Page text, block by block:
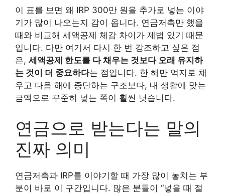
이 표를 보면 왜 IRP 300만 원을 추가로 넣는 이야
기가 많이 나오는지 감이 옵니다. 연금저축만 했을
때와 비교해 세액공제 체감 차이가 제법 있기 때문
입니다. 다만 여기서 다시 한 번 강조하고 싶은 점
은, 세액공제 한도를 다 채우는 것보다 오래 유지하
는 것이 더 중요하다는 점입니다. 한 해만 억지로 채
우고 다음 해에 중단하는 구조보다, 내 생활에 맞는
금액으로 꾸준히 넣는 쪽이 훨씬 낫습니다.
연금으로 받는다는 말의
진짜 의미
연금저축과 IRP를 이야기할 때 가장 많이 놓치는 부
분이 바로 이 구간입니다. 많은 분들이 “넣을 때 절